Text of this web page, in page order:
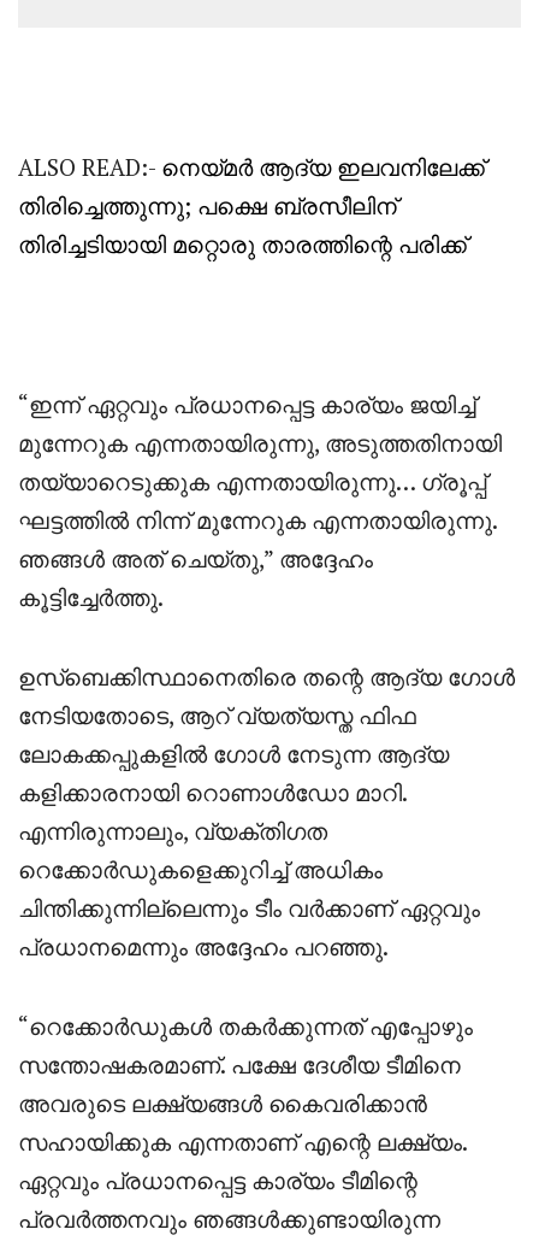
ALSO READ:- നെയ്മർ ആദ്യ ഇലവനിലേക്ക്
തിരിച്ചെത്തുന്നു; പക്ഷെ ബ്രസീലിന്
തിരിച്ചടിയായി മറ്റൊരു താരത്തിന്റെ പരിക്ക്
“ഇന്ന് ഏറ്റവും പ്രധാനപ്പെട്ട കാര്യം ജയിച്ച്
മുന്നേറുക എന്നതായിരുന്നു, അടുത്തതിനായി
തയ്യാറെടുക്കുക എന്നതായിരുന്നു… ഗ്രൂപ്പ്
ഘട്ടത്തിൽ നിന്ന് മുന്നേറുക എന്നതായിരുന്നു.
ഞങ്ങൾ അത് ചെയ്തു,” അദ്ദേഹം
കൂട്ടിച്ചേർത്തു.
ഉസ്ബെക്കിസ്ഥാനെതിരെ തന്റെ ആദ്യ ഗോൾ
നേടിയതോടെ, ആറ് വ്യത്യസ്ത ഫിഫ
ലോകക്കപ്പുകളിൽ ഗോൾ നേടുന്ന ആദ്യ
കളിക്കാരനായി റൊണാൾഡോ മാറി.
എന്നിരുന്നാലും, വ്യക്തിഗത
റെക്കോർഡുകളെക്കുറിച്ച് അധികം
ചിന്തിക്കുന്നില്ലെന്നും ടീം വർക്കാണ് ഏറ്റവും
പ്രധാനമെന്നും അദ്ദേഹം പറഞ്ഞു.
“റെക്കോർഡുകൾ തകർക്കുന്നത് എപ്പോഴും
സന്തോഷകരമാണ്. പക്ഷേ ദേശീയ ടീമിനെ
അവരുടെ ലക്ഷ്യങ്ങൾ കൈവരിക്കാൻ
സഹായിക്കുക എന്നതാണ് എന്റെ ലക്ഷ്യം.
ഏറ്റവും പ്രധാനപ്പെട്ട കാര്യം ടീമിന്റെ
പ്രവർത്തനവും ഞങ്ങൾക്കുണ്ടായിരുന്ന